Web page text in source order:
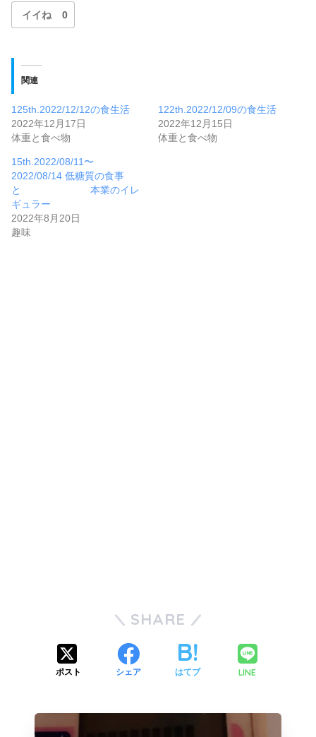
イイね 0
関連
125th.2022/12/12の食生活
2022年12月17日
体重と食べ物
122th.2022/12/09の食生活
2022年12月15日
体重と食べ物
15th.2022/08/11〜
2022/08/14 低糖質の食事
と 本業のイレ
ギュラー
2022年8月20日
趣味
SHARE
ポスト シェア はてブ LINE